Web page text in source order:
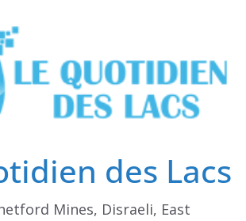
des Lacs
Mines, Disraeli, East